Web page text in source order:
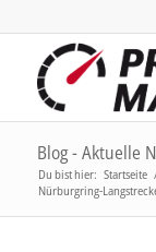
Blog - Aktuelle
Du bist hier: Startseite
Nürburgring-